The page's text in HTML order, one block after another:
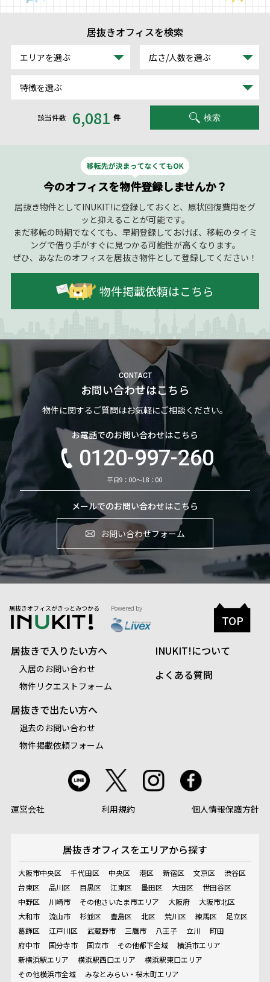
居抜きオフィスを検索
エリアを選ぶ 広さ/人数を選ぶ
特徴を選ぶ
該当件数 6,081 件 検索
今のオフィスを物件登録しませんか？
居抜き物件としてINUKIT!に登録しておくと、原状回復費用をグ
ッと抑えることが可能です。
まだ移転の時期でなくても、早期登録しておけば、移転のタイミ
ングで借り手がすぐに見つかる可能性が高くなります。
ぜひ、あなたのオフィスを居抜き物件として登録してください！
物件掲載依頼はこちら
CONTACT
お問い合わせはこちら
物件に関するご質問はお気軽にご相談ください。
お電話でのお問い合わせはこちら
0120-997-260
平日9：00～18：00
メールでのお問い合わせはこちら
お問い合わせフォーム
居抜きオフィスがきっとみつかる Powered by
居抜きで入りたい方へ
入居のお問い合わせ
物件リクエストフォーム
居抜きで出たい方へ
退去のお問い合わせ
物件掲載依頼フォーム
INUKIT!について
よくある質問
運営会社 利用規約 個人情報保護方針
居抜きオフィスをエリアから探す
大阪市中央区 千代田区 中央区 港区 新宿区 文京区
渋谷区
台東区
品川区 目黒区 江東区 墨田区 大田区
世田谷区
中野区
川崎市 その他さいたま市エリア 大阪府
大阪市北区
大和市
流山市 杉並区 豊島区 北区 荒川区 練馬区
足立区
葛飾区
江戸川区 武蔵野市 三鷹市 八王子 立川
町田
府中市
国分寺市 国立市 その他都下全域
横浜市エリア
新横浜駅エリア
横浜駅西口エリア
横浜駅東口エリア
その他横浜市全域
みなとみらい・桜木町エリア
TOP